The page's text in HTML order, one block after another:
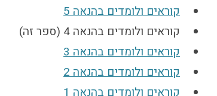
קוראים ולומדים בהנאה 5
קוראים ולומדים בהנאה 4 (ספר זה)
קוראים ולומדים בהנאה 3
קוראים ולומדים בהנאה 2
קוראים ולומדים בהנאה 1